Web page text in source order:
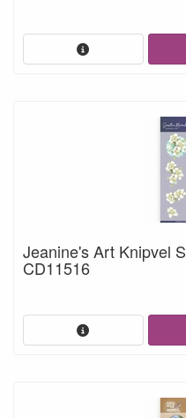
Jeanine's Art Knipvel
CD11516